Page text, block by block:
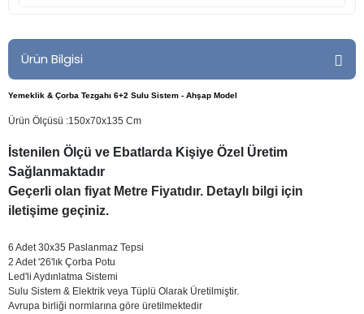
Ürün Bilgisi
Yemeklik & Çorba Tezgahı 6+2 Sulu Sistem - Ahşap Model
Ürün Ölçüsü :150x70x135 Cm
İstenilen Ölçü ve Ebatlarda Kişiye Özel Üretim
Sağlanmaktadır
Geçerli olan fiyat Metre Fiyatıdır. Detaylı bilgi için
iletişime geçiniz.
6 Adet 30x35 Paslanmaz Tepsi
2 Adet '26'lık Çorba Potu
Led'li Aydınlatma Sistemi
Sulu Sistem & Elektrik veya Tüplü Olarak Üretilmiştir.
Avrupa birliği normlarına göre üretilmektedir